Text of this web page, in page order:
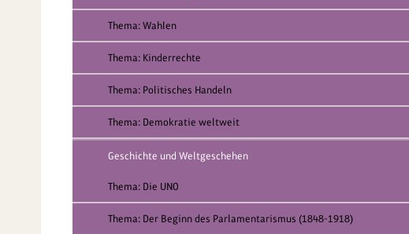
Thema: Wahlen
Thema: Kinderrechte
Thema: Politisches Handeln
Thema: Demokratie weltweit
Geschichte und Weltgeschehen
Thema: Die UNO
Thema: Der Beginn des Parlamentarismus (1848-1918)